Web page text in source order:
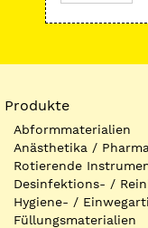
Produkte
Abformmaterialien
Anästhetika /
Rotierende
Desinfektions- /
Hygiene- /
Füllungsmaterialien